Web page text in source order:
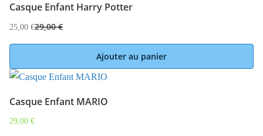
Casque Enfant Harry Potter
29,00€
25,00 €
Ajouter au panier
Casque Enfant MARIO
29,00 €